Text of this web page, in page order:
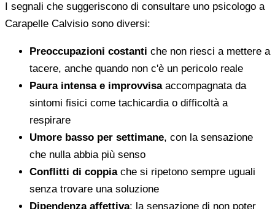
I segnali che suggeriscono di consultare uno psicologo a
Carapelle Calvisio sono diversi:
Preoccupazioni costanti che non riesci a mettere a
tacere, anche quando non c'è un pericolo reale
Paura intensa e improvvisaaccompagnata da
sintomi fisici come tachicardia o difficoltà a
respirare
Umore basso per settimane, con la sensazione
che nulla abbia più senso
Conflitti di coppiache si ripetono sempre uguali
senza trovare una soluzione
Dipendenza affettiva: la sensazione di non poter